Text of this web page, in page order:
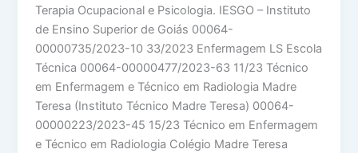
Terapia Ocupacional e Psicologia. IESGO – Instituto
de Ensino Superior de Goiás 00064-
00000735/2023-10 33/2023 Enfermagem LS Escola
Técnica 00064-00000477/2023-63 11/23 Técnico
em Enfermagem e Técnico em Radiologia Madre
Teresa (Instituto Técnico Madre Teresa) 00064-
00000223/2023-45 15/23 Técnico em Enfermagem
e Técnico em Radiologia Colégio Madre Teresa